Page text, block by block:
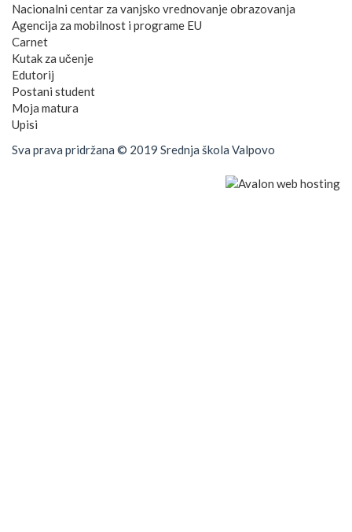
Nacionalni centar za vanjsko vrednovanje obrazovanja
Agencija za mobilnost i programe EU
Carnet
Kutak za učenje
Edutorij
Postani student
Moja matura
Upisi
Sva prava pridržana © 2019 Srednja škola Valpovo